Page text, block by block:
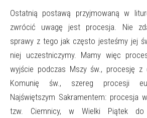
Ostatnią postawą przyjmowaną w
zwrócić uwagę jest procesja. Nie
sprawy z tego jak często jesteśmy jej
niej uczestniczymy. Mamy więc
wyjście podczas Mszy św., procesję z
Komunię św., szereg procesji
Najświętszym Sakramentem: procesja
tzw. Ciemnicy, w Wielki Piątek do